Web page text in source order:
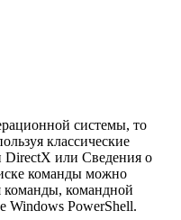
системы, то
классические
DirectX или Сведения о
команды можно
командной
Windows PowerShell.